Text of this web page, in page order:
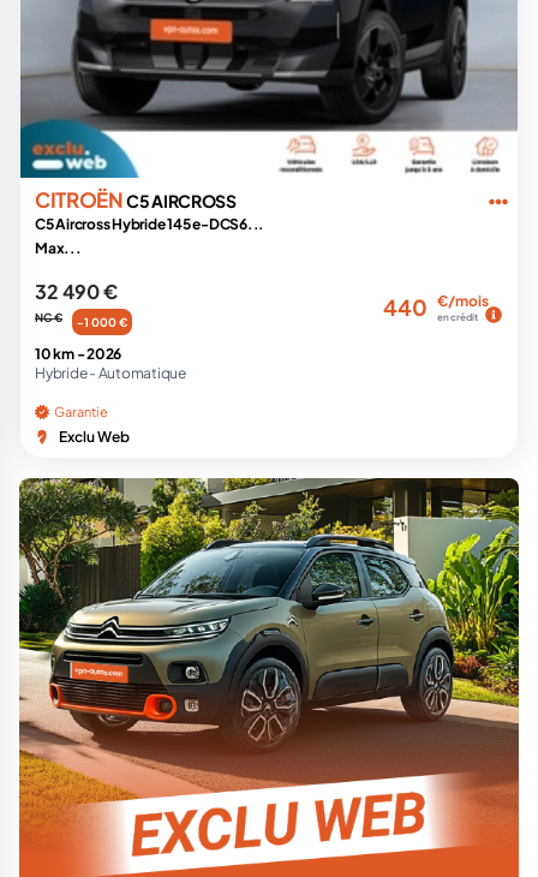
CITROËNC5 AIRCROSS
C5 Aircross Hybride 145 e-DCS6...
Max...
32 490 €
NC € -1 000 €
440 €/mois
en crédit
10 km -2026
Hybride - Automatique
Garantie
Exclu Web